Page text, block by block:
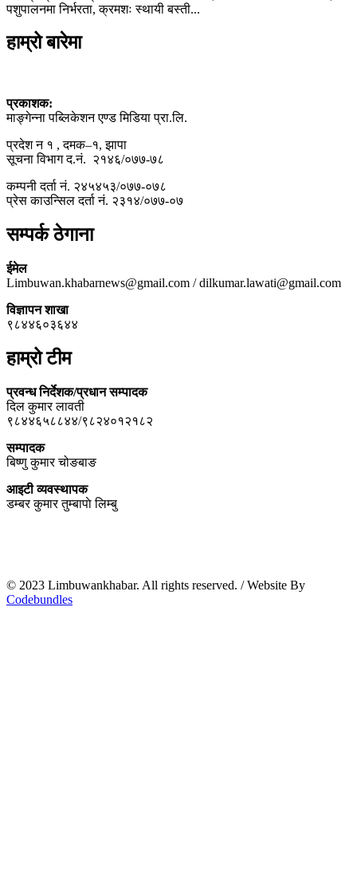
पशुपालनमा निर्भरता, क्रमशः स्थायी बस्ती...
हाम्रो बारेमा
प्रकाशक:
माङ्गेन्ना पब्लिकेशन एण्ड मिडिया प्रा.लि.
प्रदेश न १ , दमक–१, झापा
सूचना विभाग द.नं. २१४६/०७७-७८
कम्पनी दर्ता नं. २४५४५३/०७७-०७८
प्रेस काउन्सिल दर्ता नं. २३१४/०७७-०७
सम्पर्क ठेगाना
ईमेल
Limbuwan.khabarnews@gmail.com / dilkumar.lawati@gmail.com
विज्ञापन शाखा
९८४४६०३६४४
हाम्रो टीम
प्रवन्ध निर्देशक/प्रधान सम्पादक
दिल कुमार लावती
९८४४६५८८४४/९८२४०१२१८२
सम्पादक
बिष्णु कुमार चोङबाङ
आइटी व्यवस्थापक
डम्बर कुमार तुम्बापाे लिम्बु
© 2023 Limbuwankhabar. All rights reserved. /Website By
Codebundles